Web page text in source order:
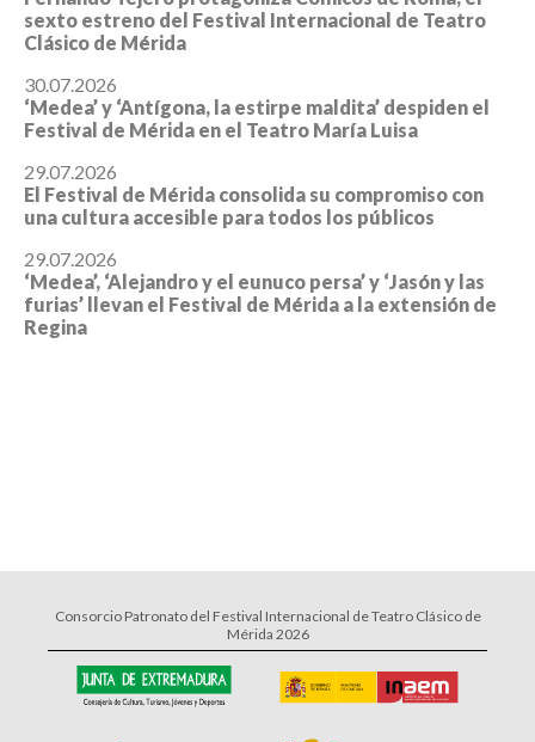
sexto estreno del Festival Internacional de Teatro
Clásico de Mérida
30.07.2026
‘Medea’ y ‘Antígona, la estirpe maldita’ despiden el
Festival de Mérida en el Teatro María Luisa
29.07.2026
El Festival de Mérida consolida su compromiso con
una cultura accesible para todos los públicos
29.07.2026
‘Medea’, ‘Alejandro y el eunuco persa’ y ‘Jasón y las
furias’ llevan el Festival de Mérida a la extensión de
Regina
Consorcio Patronato del Festival Internacional de Teatro Clásico de
Mérida 2026